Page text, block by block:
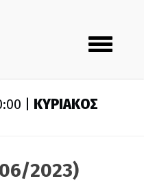
Toggle
navigation
| ΚΥΡΙΑΚΟΣ
2023)